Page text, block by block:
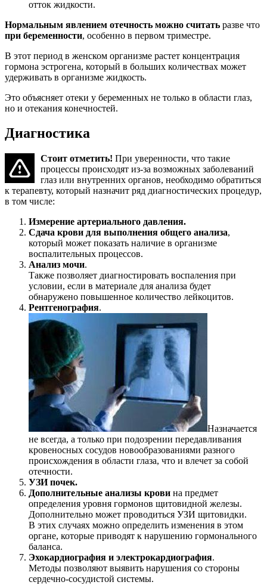
отток жидкости.
Нормальным явлением отечность можно считать разве что
при беременности, особенно в первом триместре.
В этот период в женском организме растет концентрация
гормона эстрогена, который в больших количествах может
удерживать в организме жидкость.
Это объясняет отеки у беременных не только в области глаз,
но и отекания конечностей.
Диагностика
Стоит отметить! При уверенности, что такие
процессы происходят из-за возможных заболеваний
глаз или внутренних органов, необходимо обратиться
к терапевту, который назначит ряд диагностических процедур,
в том числе:
Измерение артериального давления.
Сдача крови для выполнения общего анализа,
который может показать наличие в организме
воспалительных процессов.
Анализ мочи.
Также позволяет диагностировать воспаления при
условии, если в материале для анализа будет
обнаружено повышенное количество лейкоцитов.
Рентгенография.
Назначается
не всегда, а только при подозрении передавливания
кровеносных сосудов новообразованиями разного
происхождения в области глаза, что и влечет за собой
отечности.
УЗИ почек.
Дополнительные анализы крови на предмет
определения уровня гормонов щитовидной железы.
Дополнительно может проводиться УЗИ щитовидки.
В этих случаях можно определить изменения в этом
органе, которые приводят к нарушению гормонального
баланса.
Эхокардиография и электрокардиография.
Методы позволяют выявить нарушения со стороны
сердечно-сосудистой системы.